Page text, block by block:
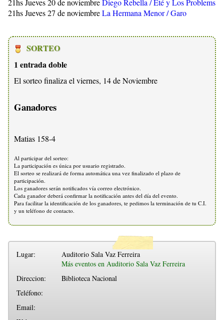
21hs Jueves 20 de noviembreDiego Rebella / Eté y Los Problems
21hs Jueves 27 de noviembreLa Hermana Menor / Garo
SORTEO
1 entrada doble
El sorteo finaliza el viernes, 14 de Noviembre
Ganadores
Matias 158-4
Al participar del sorteo:
La participación es única por usuario registrado.
El sorteo se realizará de forma automática una vez finalizado el plazo de
participación.
Los ganadores serán notificados vía correo electrónico.
Cada ganador deberá confirmar la notificación antes del día del evento.
Para facilitar la identificación de los ganadores, te pedimos la terminación de tu C.I.
y un teléfono de contacto.
Lugar:
Auditorio Sala Vaz Ferreira
Más eventos en Auditorio Sala Vaz Ferreira
Direccion:
Biblioteca Nacional
Teléfono:
Email: